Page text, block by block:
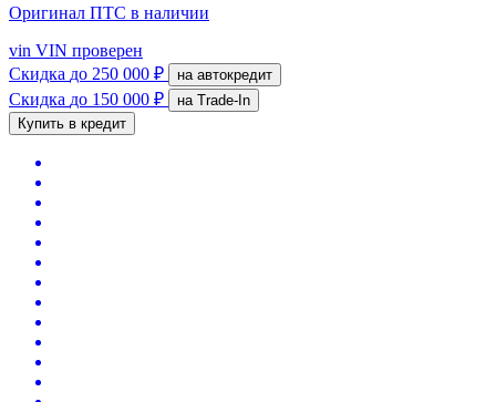
Оригинал ПТС в наличии
vin VIN проверен
Скидка до 250 000 ₽ на автокредит
Скидка до 150 000 ₽
на Trade-In
Купить в кредит